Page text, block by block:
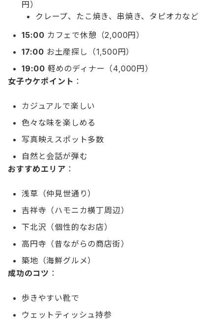
円）
クレープ、たこ焼き、串焼き、タピオカなど
15:00 カフェで休憩（2,000円）
17:00 お土産探し（1,500円）
19:00 軽めのディナー（4,000円）
女子ウケポイント ：
カジュアルで楽しい
色々な味を楽しめる
写真映えスポット多数
自然と会話が弾む
おすすめエリア ：
浅草（仲見世通り）
吉祥寺（ハモニカ横丁周辺）
下北沢（個性的なお店）
高円寺（昔ながらの商店街）
築地（海鮮グルメ）
成功のコツ ：
歩きやすい靴で
ウェットティッシュ持参